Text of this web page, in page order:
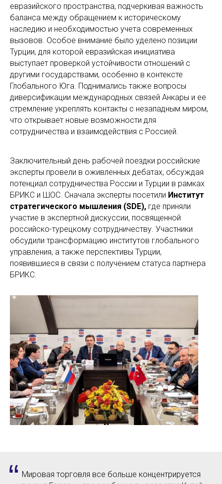
евразийского пространства, подчеркивая важность
баланса между обращением к историческому
наследию и необходимостью учета современных
вызовов. Особое внимание было уделено позиции
Турции, для которой евразийская инициатива
выступает проверкой устойчивости отношений с
другими государствами, особенно в контексте
Глобального Юга. Поднимались также вопросы
диверсификации международных связей Анкары и ее
стремление укреплять контакты с незападным миром,
что открывает новые возможности для
сотрудничества и взаимодействия с Россией.
Заключительный день рабочей поездки российские
эксперты провели в оживленных дебатах, обсуждая
потенциал сотрудничества России и Турции в рамках
БРИКС и ШОС. Сначала эксперты посетили Институт
стратегического мышления (SDE), где приняли
участие в экспертной дискуссии, посвященной
российско-турецкому сотрудничеству. Участники
обсудили трансформацию институтов глобального
управления, а также перспективы Турции,
появившиеся в связи с получением статуса партнера
БРИКС.
“ Мировая торговля все больше концентрируется